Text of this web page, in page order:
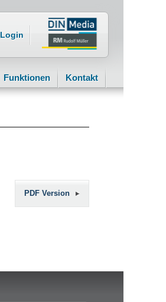
Login
Funktionen Kontakt
PDF Version